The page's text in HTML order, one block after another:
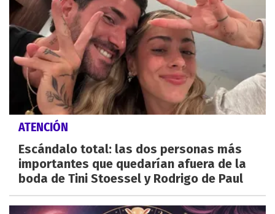
ATENCIÓN
Escándalo total: las dos personas más
importantes que quedarían afuera de la
boda de Tini Stoessel y Rodrigo de Paul